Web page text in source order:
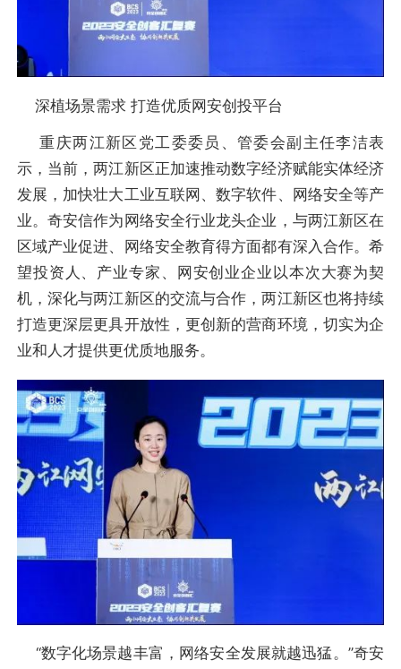
深植场景需求 打造优质网安创投平台
重庆两江新区党工委委员、管委会副主任李洁表
示，当前，两江新区正加速推动数字经济赋能实体经济
发展，加快壮大工业互联网、数字软件、网络安全等产
业。奇安信作为网络安全行业龙头企业，与两江新区在
区域产业促进、网络安全教育得方面都有深入合作。希
望投资人、产业专家、网安创业企业以本次大赛为契
机，深化与两江新区的交流与合作，两江新区也将持续
打造更深层更具开放性，更创新的营商环境，切实为企
业和人才提供更优质地服务。
“数字化场景越丰富，网络安全发展就越迅猛。”奇安